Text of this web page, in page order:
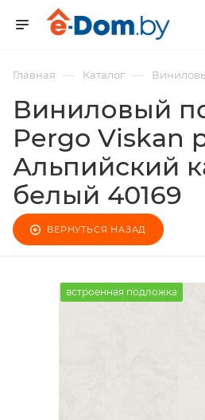
Главная — Каталог —
Виниловый
Pergo Viskan
Альпийский
белый 40169
ВЕРНУТЬСЯ НАЗАД
встроенная подложка